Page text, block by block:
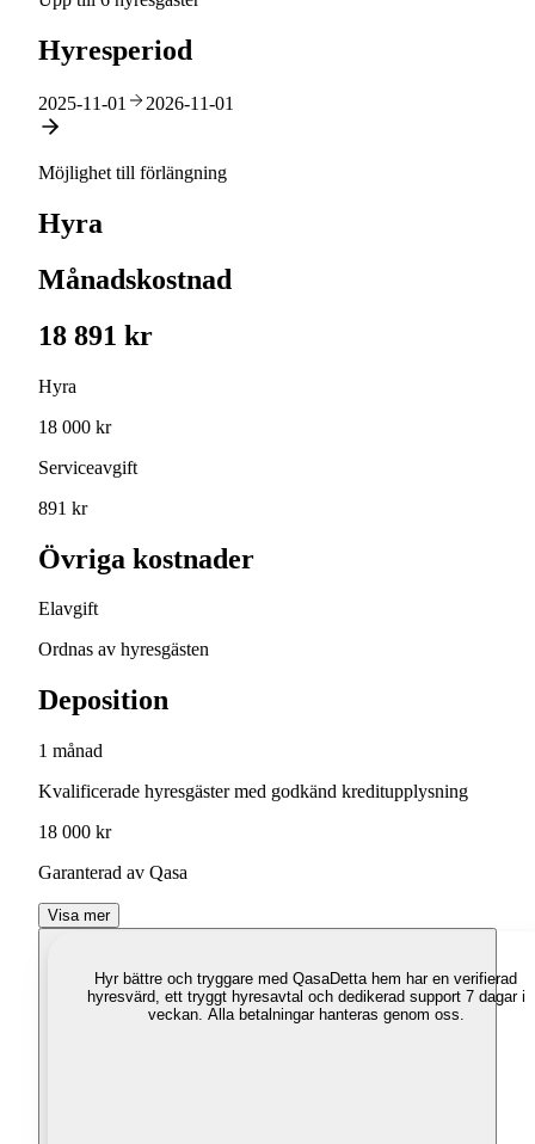
Hyresperiod
2025-11-01 2026-11-01
Möjlighet till förlängning
Hyra
Månadskostnad
18 891 kr
Hyra
18 000 kr
Serviceavgift
891 kr
Övriga kostnader
Elavgift
Ordnas av hyresgästen
Deposition
1 månad
Kvalificerade hyresgäster med godkänd kreditupplysning
18 000 kr
Garanterad av Qasa
Visa mer
Hyr bättre och tryggare med QasaDetta hem har en verifierad
hyresvärd, ett tryggt hyresavtal och dedikerad support 7 dagar i
veckan. Alla betalningar hanteras genom oss.